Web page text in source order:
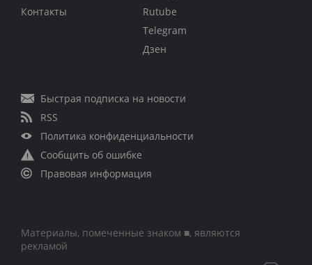
Контакты
Rutube
Telegram
Дзен
Быстрая подписка на новости
RSS
Политика конфиденциальности
Сообщить об ошибке
Правовая информация
Материалы, помеченные знаком ■, являются
рекламой